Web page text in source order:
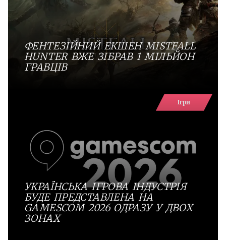
ФЕНТЕЗІЙНИЙ ЕКШЕН MISTFALL
HUNTER ВЖЕ ЗІБРАВ 1 МІЛЬЙОН
ГРАВЦІВ
Ігри
УКРАЇНСЬКА ІГРОВА ІНДУСТРІЯ
БУДЕ ПРЕДСТАВЛЕНА НА
GAMESCOM 2026 ОДРАЗУ У ДВОХ
ЗОНАХ